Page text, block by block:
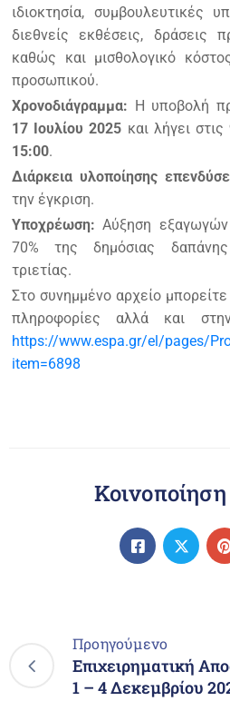
ιδιοκτησία, συμβουλευτικές
διεθνείς εκθέσεις, δράσεις
καθώς και μισθολογικό
προσωπικού.
Χρονοδιάγραμμα: Η υποβολή
17 Ιουλίου 2025 και λήγει στις
15:00.
Διάρκεια υλοποίησης
την έγκριση.
Υποχρέωση: Αύξηση
70% της δημόσιας
τριετίας.
Στο συνημμένο αρχείο
πληροφορίες αλλά και
https://www.espa.gr/el/pages/
item=6898
Προηγούμενο
Επιχειρηματική
1 – 4 Δεκεμβρίου